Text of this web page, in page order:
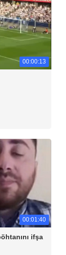
00:00:13
00:01:40
ifşa